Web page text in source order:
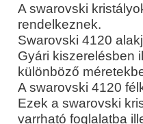
A swarovski
rendelkeznek.
Swarovski 4120
Gyári kiszerelésben
különböző
A swarovski 4120
Ezek a swarovski
varrható foglalatba